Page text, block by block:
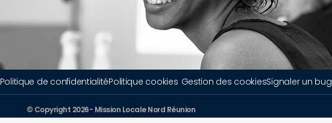
Politique de confidentialitéPolitique cookies Gestion des cookiesSignaler un bug
© Copyright 2026- Mission Locale Nord Réunion